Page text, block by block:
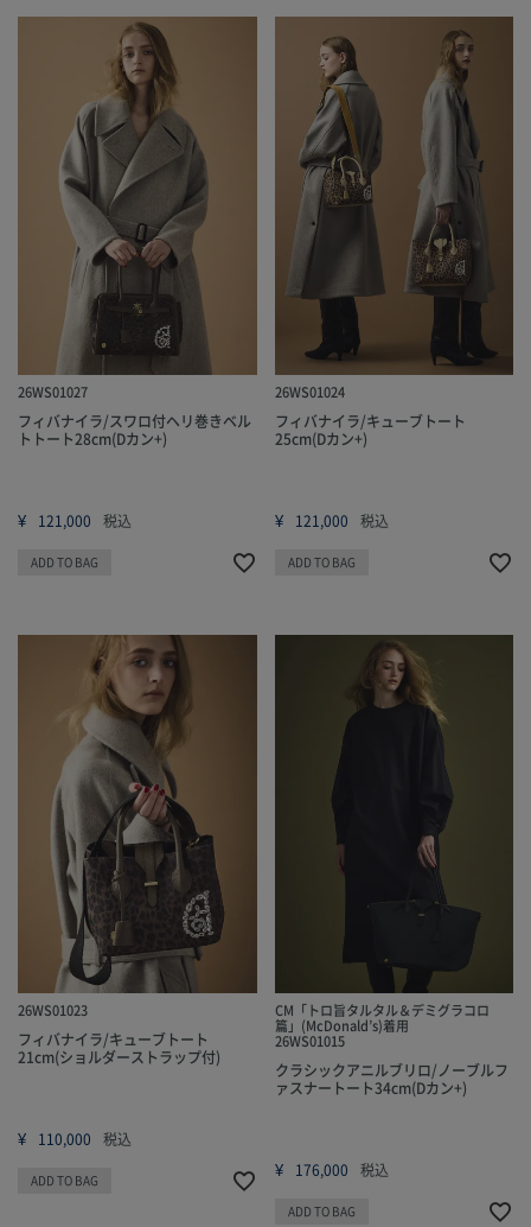
26WS01027
フィバナイラ/スワロ付ヘリ巻きベル
トトート28cm(Dカン+)
¥ 121,000 税込
ADD TO BAG
26WS01024
フィバナイラ/キューブトート
25cm(Dカン+)
¥ 121,000 税込
ADD TO BAG
26WS01023
フィバナイラ/キューブトート
21cm(ショルダーストラップ付)
¥ 110,000 税込
ADD TO BAG
CM「トロ旨タルタル＆デミグラコロ
篇」(McDonald’s)着用
26WS01015
クラシックアニルブリロ/ノーブルフ
ァスナートート34cm(Dカン+)
¥ 176,000 税込
ADD TO BAG